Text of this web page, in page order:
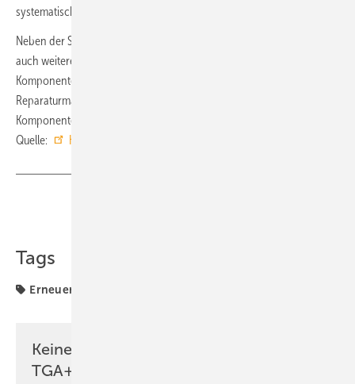
systematischen Abwägung helfen.
Neben der Steigerung der Wirtschaftlichkeit können laut Faktenblatt
auch weitere Faktoren für eine Modernisierung sprechen: Moderne
Komponenten vermeiden Ausfall- und Stillstandzeiten,
Reparaturmaßnahmen werden reduziert und neu eingesetzte
Komponenten haben eine neue Garantie. ■
Quelle:
KEA-BW
Tags
Erneuerbare Energien
Keine Zeit? Kein Problem mit dem
TGA+E Newsletter!